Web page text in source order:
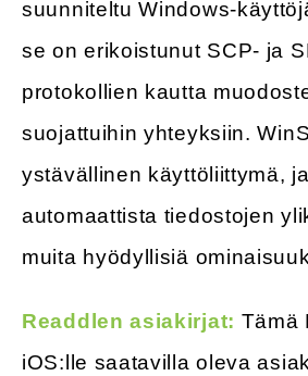
suunniteltu Windows-
se on erikoistunut SCP- ja
protokollien kautta
suojattuihin yhteyksiin.
ystävällinen käyttöliittymä,
automaattista tiedostojen
muita hyödyllisiä
Readdlen asiakirjat: Tämä
iOS:lle saatavilla oleva